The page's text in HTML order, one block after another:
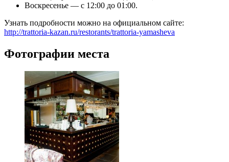
Воскресенье — с 12:00 до 01:00.
Узнать подробности можно на официальном сайте:
http://trattoria-kazan.ru/restorants/trattoria-yamasheva
Фотографии места